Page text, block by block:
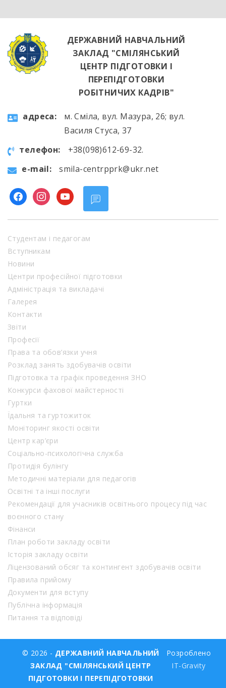
ДЕРЖАВНИЙ НАВЧАЛЬНИЙ
ЗАКЛАД "СМІЛЯНСЬКИЙ
ЦЕНТР ПІДГОТОВКИ І
ПЕРЕПІДГОТОВКИ
РОБІТНИЧИХ КАДРІВ"
aдресa:
м. Сміла, вул. Мазура, 26; вул.
Василя Стуса, 37
телефон:
+38(098)612-69-32.
e-mail:
smila-centrpprk@ukr.net
facebookinstagram
youtube
Студентам і педагогам
Вступникам
Новини
Центри професійної підготовки
Адміністрація та викладачі
Галерея
Контакти
Звіти
Професії
Права та обов’язки учня
Розклад занять здобувачів освіти
Підготовка та графік проведення ЗНО
Конкурси фахової майстерності
Гуртки
Їдальня та гуртожиток
Моніторинг якості освіти
Центр кар’єри
Соціально-психологічна служба
Протидія булінгу
Методичні матеріали для педагогів
Освітні та інші послуги
Рекомендації для учасників освітнього процесу під час
воєнного стану
Фінанси
План роботи закладу освіти
Історія закладу освіти
Ліцензований обсяг та контингент здобувачів освіти
Правила прийому
Документи для вступу
Публічна інформація
Питання та відповіді
© 2026 - ДЕРЖАВНИЙ НАВЧАЛЬНИЙ
ЗАКЛАД "СМІЛЯНСЬКИЙ ЦЕНТР
ПІДГОТОВКИ І ПЕРЕПІДГОТОВКИ
Розроблено
IT-Gravity